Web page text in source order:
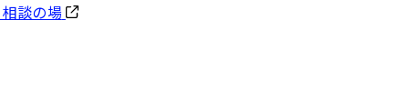
談の場